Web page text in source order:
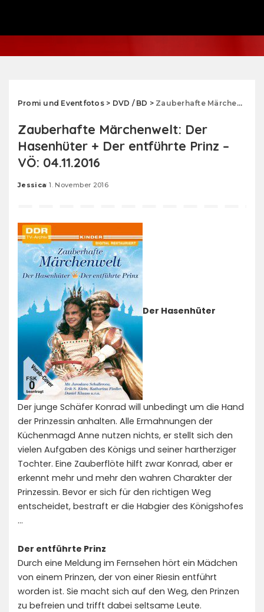
Promi und Eventfotos> DVD / BD > Zauberhafte Märchenwelt: Der Hasenhüter + Der entführte Prinz – VÖ: 04.11.2016
Zauberhafte Märchenwelt: Der
Hasenhüter + Der entführte Prinz –
VÖ: 04.11.2016
Posted
Jessica 1. November 2016
Der Hasenhüter
Der junge Schäfer Konrad will unbedingt um die Hand
der Prinzessin anhalten. Alle Ermahnungen der
Küchenmagd Anne nutzen nichts, er stellt sich den
vielen Aufgaben des Königs und seiner hartherziger
Tochter. Eine Zauberflöte hilft zwar Konrad, aber er
erkennt mehr und mehr den wahren Charakter der
Prinzessin. Bevor er sich für den richtigen Weg
entscheidet, bestraft er die Habgier des Königshofes
…
Der entführte Prinz
Durch eine Meldung im Fernsehen hört ein Mädchen
von einem Prinzen, der von einer Riesin entführt
worden ist. Sie macht sich auf den Weg, den Prinzen
zu befreien und trifft dabei seltsame Leute.